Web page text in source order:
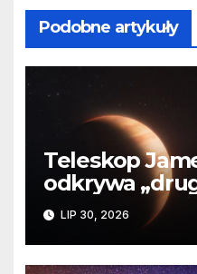
Podobne artykuły
Teleskop
odkrywa
planety
martwej
LIP 30, 2026